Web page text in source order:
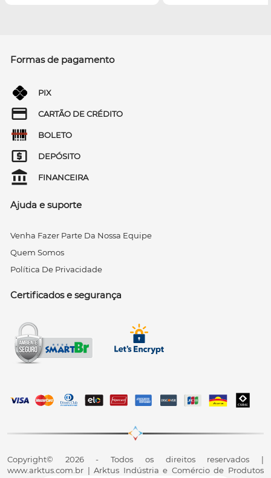
Formas de pagamento
PIX
CARTÃO DE CRÉDITO
BOLETO
DEPÓSITO
FINANCEIRA
Ajuda e suporte
Venha Fazer Parte Da Nossa Equipe
Quem Somos
Política De Privacidade
Certificados e segurança
Copyright© 2026 - Todos os direitos reservados |
www.arktus.com.br | Arktus Indústria e Comércio de Produtos